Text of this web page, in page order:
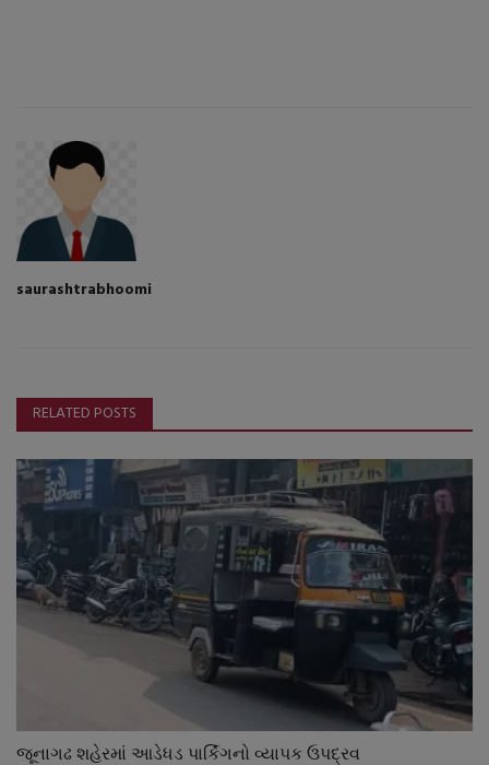
saurashtrabhoomi
RELATED POSTS
જૂનાગઢ શહેરમાં આડેધડ પાર્કિંગનો વ્યાપક ઉપદ્રવ